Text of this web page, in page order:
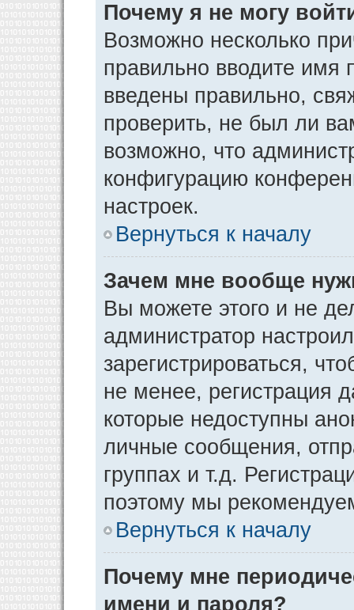
Почему я не могу
Возможно несколько
правильно вводите имя
введены правильно,
проверить, не был ли
возможно, что
конфигурацию
настроек.
Вернуться к началу
Зачем мне вообще
Вы можете этого и не
администратор
зарегистрироваться,
не менее, регистрация
которые недоступны
личные сообщения,
группах и т.д.
поэтому мы
Вернуться к началу
Почему мне
имени и пароля?